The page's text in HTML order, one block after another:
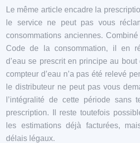
Le même article encadre la
le service ne peut pas vous
consommations anciennes.
Code de la consommation, il en
d’eau se prescrit en principe au
compteur d’eau n’a pas été relevé
le distributeur ne peut pas vous
l’intégralité de cette période sans
prescription. Il reste toutefois
les estimations déjà facturées,
délais légaux.